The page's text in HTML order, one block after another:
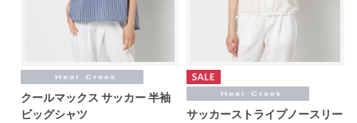
クールマックス サッカー 半袖
ビッグシャツ
サッカーストライプノースリー